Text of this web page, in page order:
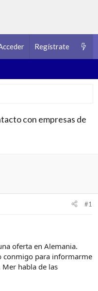
Recursos
Regístrate
con empresas de
#1
oferta en Alemania.
conmigo para informarme
habla de las